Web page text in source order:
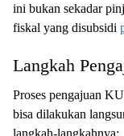
ini bukan sekadar
fiskal yang disubsidi
Langkah
Proses pengajuan
bisa dilakukan
langkah-langkahnya: